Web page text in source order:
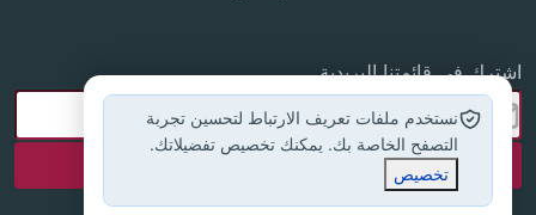
اشترك في قائمتنا البريدية
نستخدم ملفات تعريف الارتباط لتحسين تجربة
التصفح الخاصة بك. يمكنك تخصيص تفضيلاتك.
تخصيص